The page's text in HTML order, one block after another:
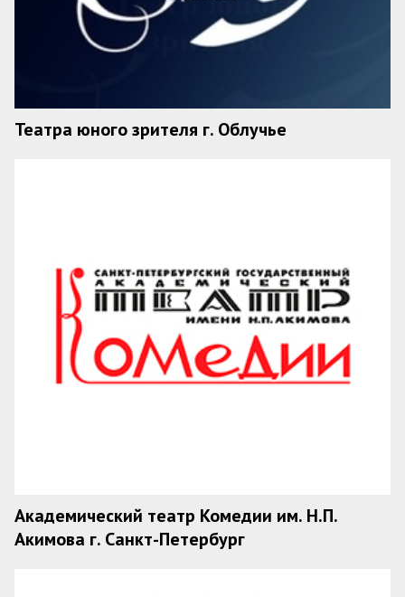
Театра юного зрителя г. Облучье
Академический театр Комедии им. Н.П.
Акимова г. Санкт-Петербург